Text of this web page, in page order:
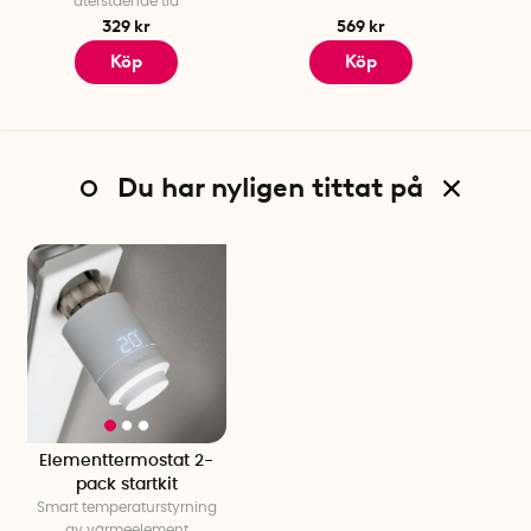
329 kr
Köp
569 kr
Köp
Du har nyligen tittat på
Elementtermostat 2-
pack startkit
Smart temperaturstyrning